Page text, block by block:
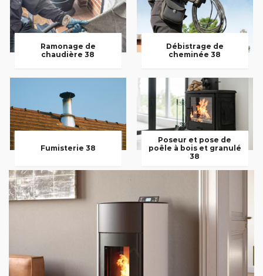
Ramonage de
chaudière 38
Débistrage de
cheminée 38
Fumisterie 38
Poseur et pose de
poêle à bois et granulé
38